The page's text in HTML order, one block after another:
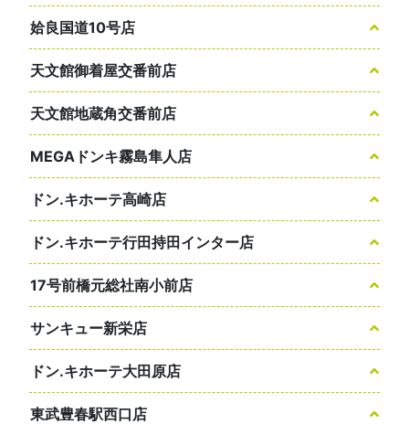
姶良国道10号店
天文館御着屋交番前店
天文館地蔵角交番前店
MEGAドンキ霧島隼人店
ドン.キホーテ高崎店
ドン.キホーテ行田持田インター店
17号前橋元総社南小前店
サンキュー新栄店
ドン.キホーテ大田原店
東武豊春駅西口店